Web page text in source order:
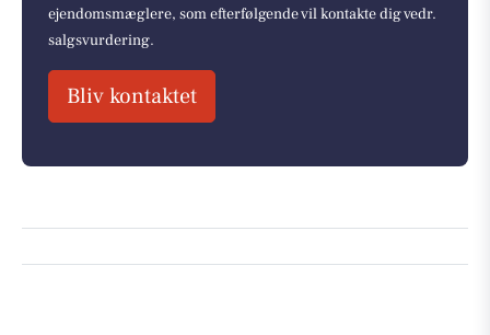
ejendomsmæglere, som efterfølgende vil kontakte dig vedr.
salgsvurdering.
Bliv kontaktet